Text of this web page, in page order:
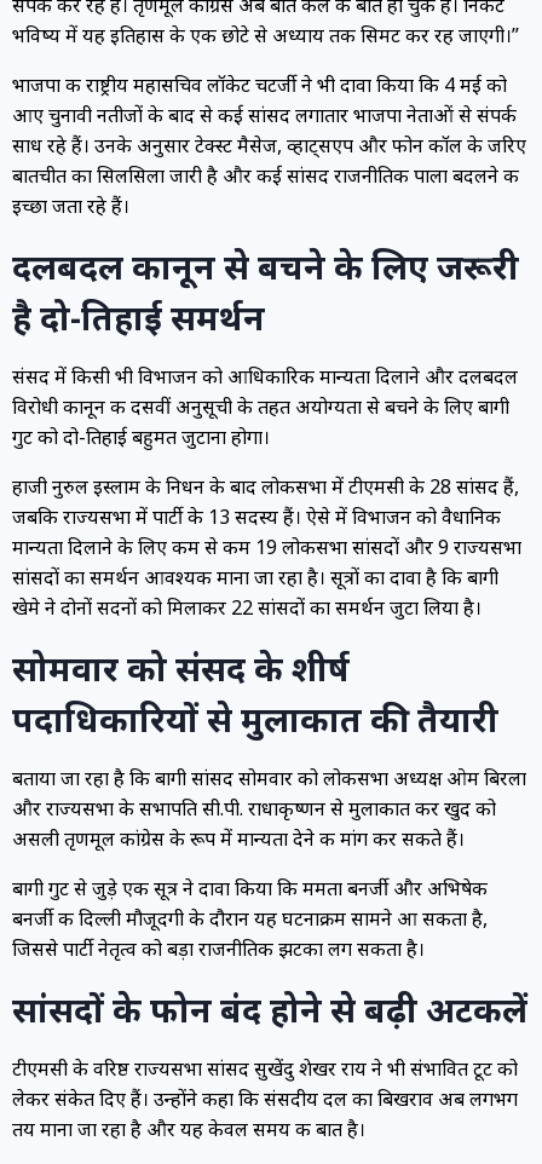
भविष्य में यह इतिहास के एक छोटे से अध्याय तक सिमट कर रह जाएगी।”
भाजपा की राष्ट्रीय महासचिव लॉकेट चटर्जी ने भी दावा किया कि 4 मई को
आए चुनावी नतीजों के बाद से कई सांसद लगातार भाजपा नेताओं से संपर्क
साध रहे हैं। उनके अनुसार टेक्स्ट मैसेज, व्हाट्सएप और फोन कॉल के जरिए
बातचीत का सिलसिला जारी है और कई सांसद राजनीतिक पाला बदलने की
इच्छा जता रहे हैं।
दलबदल कानून से बचने के लिए जरूरी
है दो-तिहाई समर्थन
संसद में किसी भी विभाजन को आधिकारिक मान्यता दिलाने और दलबदल
विरोधी कानून की दसवीं अनुसूची के तहत अयोग्यता से बचने के लिए बागी
गुट को दो-तिहाई बहुमत जुटाना होगा।
हाजी नुरुल इस्लाम के निधन के बाद लोकसभा में टीएमसी के 28 सांसद हैं,
जबकि राज्यसभा में पार्टी के 13 सदस्य हैं। ऐसे में विभाजन को वैधानिक
मान्यता दिलाने के लिए कम से कम 19 लोकसभा सांसदों और 9 राज्यसभा
सांसदों का समर्थन आवश्यक माना जा रहा है। सूत्रों का दावा है कि बागी
खेमे ने दोनों सदनों को मिलाकर 22 सांसदों का समर्थन जुटा लिया है।
सोमवार को संसद के शीर्ष
पदाधिकारियों से मुलाकात की तैयारी
बताया जा रहा है कि बागी सांसद सोमवार को लोकसभा अध्यक्ष ओम बिरला
और राज्यसभा के सभापति सी.पी. राधाकृष्णन से मुलाकात कर खुद को
असली तृणमूल कांग्रेस के रूप में मान्यता देने की मांग कर सकते हैं।
बागी गुट से जुड़े एक सूत्र ने दावा किया कि ममता बनर्जी और अभिषेक
बनर्जी की दिल्ली मौजूदगी के दौरान यह घटनाक्रम सामने आ सकता है,
जिससे पार्टी नेतृत्व को बड़ा राजनीतिक झटका लग सकता है।
सांसदों के फोन बंद होने से बढ़ी अटकलें
टीएमसी के वरिष्ठ राज्यसभा सांसद सुखेंदु शेखर राय ने भी संभावित टूट को
लेकर संकेत दिए हैं। उन्होंने कहा कि संसदीय दल का बिखराव अब लगभग
तय माना जा रहा है और यह केवल समय की बात है।